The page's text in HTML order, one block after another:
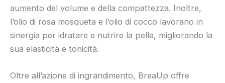
aumento del volume e della compattezza. Inoltre,
l’olio di rosa mosqueta e l’olio di cocco lavorano in
sinergia per idratare e nutrire la pelle, migliorando la
sua elasticità e tonicità.
Oltre all’azione di ingrandimento, BreaUp offre